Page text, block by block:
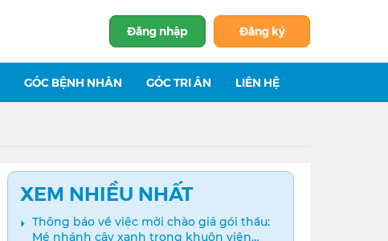
Đăng nhập Đăng ký
GÓC BỆNH NHÂN GÓC TRI ÂN LIÊN HỆ
XEM NHIỀU NHẤT
Thông báo về việc mời chào giá gói thầu:
Mé nhánh cây xanh trong khuôn viên